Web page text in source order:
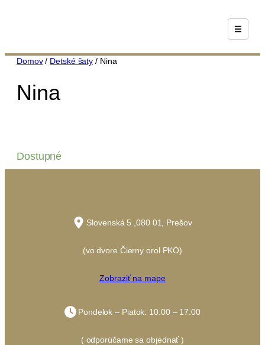
Domov/ Detské šaty / Nina
Nina
Dostupné
Slovenská 5 ,080 01, Prešov
(vo dvore Čierny orol PKO)
Zobraziť na mape
Pondelok – Piatok: 10:00 – 17:00
( odporúčame sa objednať )